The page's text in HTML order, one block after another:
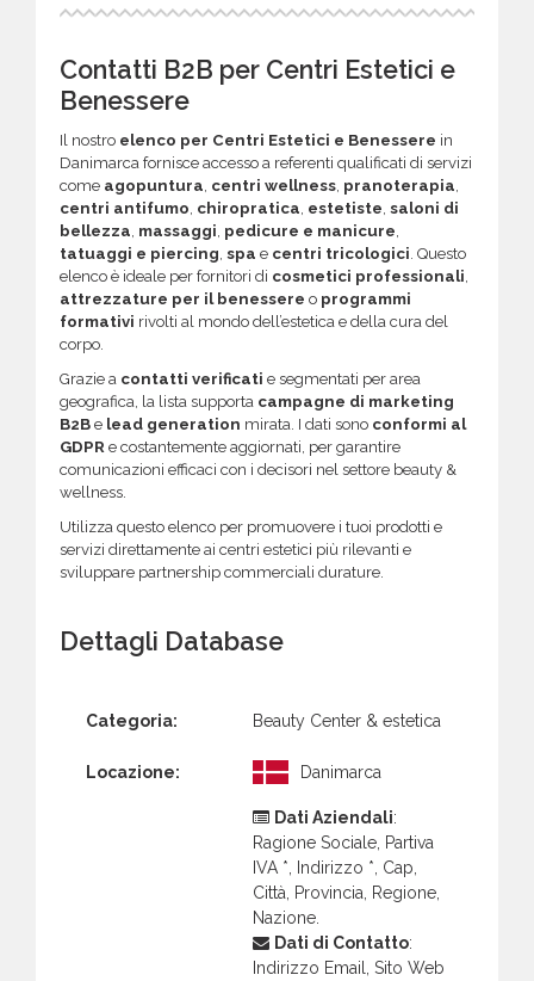
Contatti B2B per Centri Estetici e
Benessere
Il nostro elenco per Centri Estetici e Benessere in
Danimarca fornisce accesso a referenti qualificati di servizi
come agopuntura, centri wellness, pranoterapia,
centri antifumo, chiropratica, estetiste, saloni di
bellezza, massaggi, pedicure e manicure,
tatuaggi e piercing, spa e centri tricologici. Questo
elenco è ideale per fornitori di cosmetici professionali,
attrezzature per il benessere o programmi
formativi rivolti al mondo dell’estetica e della cura del
corpo.
Grazie a contatti verificati e segmentati per area
geografica, la lista supporta campagne di marketing
B2B e lead generation mirata. I dati sono conformi al
GDPR e costantemente aggiornati, per garantire
comunicazioni efficaci con i decisori nel settore beauty &
wellness.
Utilizza questo elenco per promuovere i tuoi prodotti e
servizi direttamente ai centri estetici più rilevanti e
sviluppare partnership commerciali durature.
Dettagli Database
Categoria: Beauty Center & estetica
Locazione: Danimarca
Dati Aziendali:
Ragione Sociale, Partiva
IVA *, Indirizzo *, Cap,
Città, Provincia, Regione,
Nazione.
Dati di Contatto:
Indirizzo Email, Sito Web